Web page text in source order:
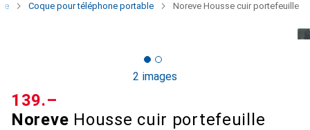
Coque pour téléphone portable Noreve Housse cuir portefeuille
2 images
Noreve Housse cuir portefeuille
CHF
139.–